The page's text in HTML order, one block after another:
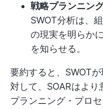
戦略プランニン
SWOT分析は、
の現実を明らか
を知らせる。
要約すると、SWOT
対して、SOARはより
プランニング・プロ